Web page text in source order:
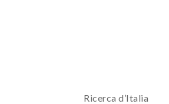
Ricerca d’Italia